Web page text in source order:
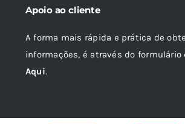
Apoio ao cliente
A forma mais rápida e prática de
informações, é através do formulário
Aqui.